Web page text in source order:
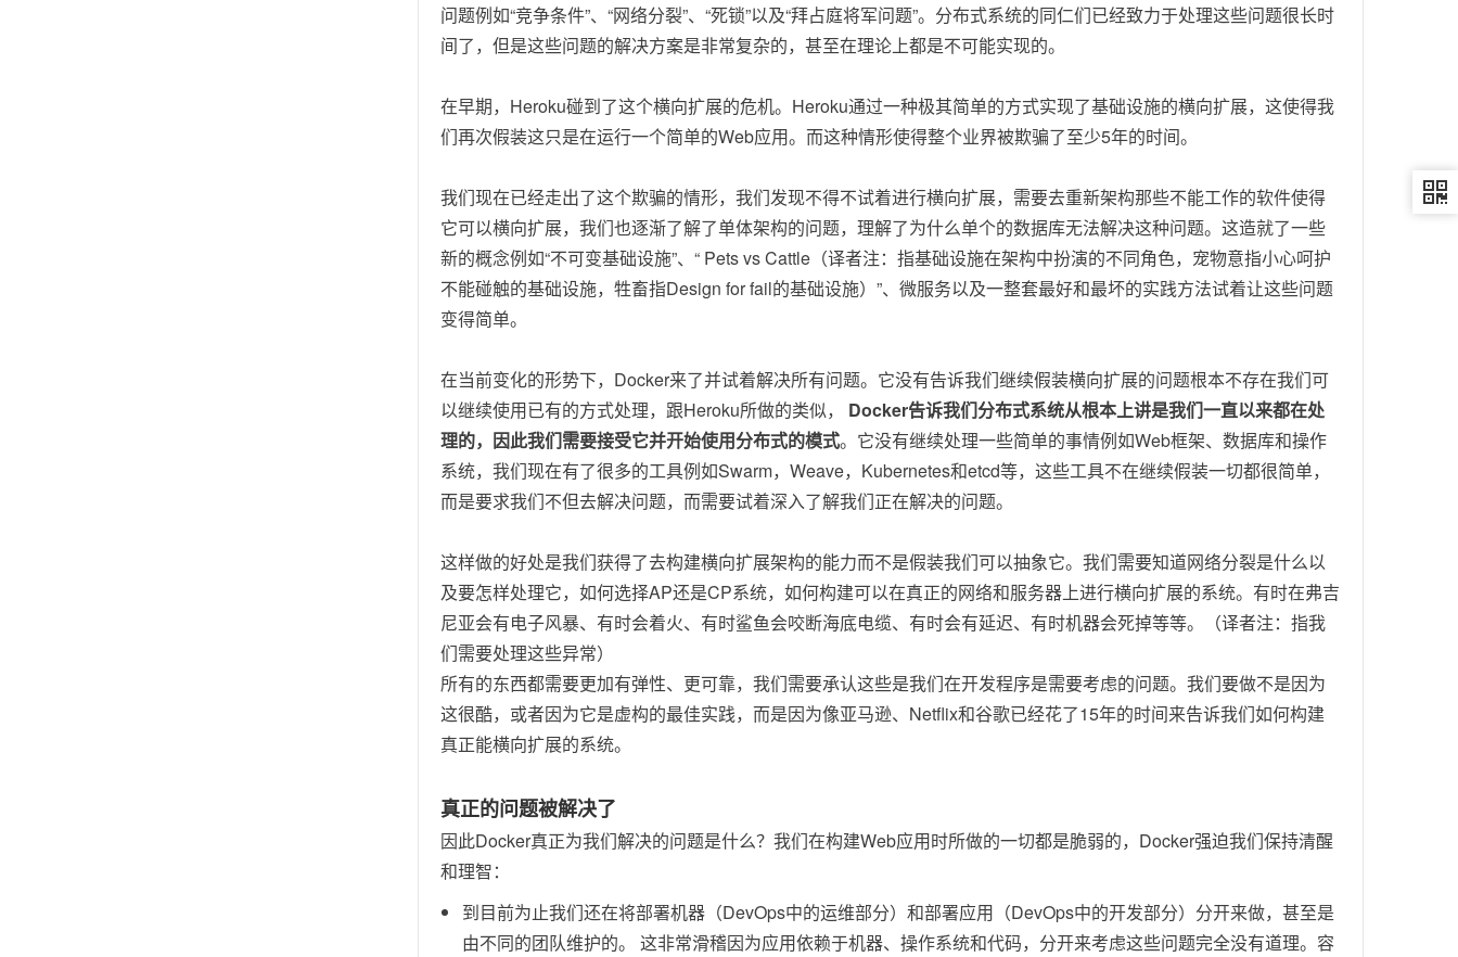
问题例如“竞争条件”、“网络分裂”、“死锁”以及“拜占庭将军问题”。分布式系统的同仁们已经致力于处理这些问题很长时
间了，但是这些问题的解决方案是非常复杂的，甚至在理论上都是不可能实现的。
在早期，Heroku碰到了这个横向扩展的危机。Heroku通过一种极其简单的方式实现了基础设施的横向扩展，这使得我
们再次假装这只是在运行一个简单的Web应用。而这种情形使得整个业界被欺骗了至少5年的时间。
我们现在已经走出了这个欺骗的情形，我们发现不得不试着进行横向扩展，需要去重新架构那些不能工作的软件使得
它可以横向扩展，我们也逐渐了解了单体架构的问题，理解了为什么单个的数据库无法解决这种问题。这造就了一些
新的概念例如“不可变基础设施”、“ Pets vs Cattle（译者注：指基础设施在架构中扮演的不同角色，宠物意指小心呵护
不能碰触的基础设施，牲畜指Design for fail的基础设施）”、微服务以及一整套最好和最坏的实践方法试着让这些问题
变得简单。
在当前变化的形势下，Docker来了并试着解决所有问题。它没有告诉我们继续假装横向扩展的问题根本不存在我们可
以继续使用已有的方式处理，跟Heroku所做的类似， Docker告诉我们分布式系统从根本上讲是我们一直以来都在处
理的，因此我们需要接受它并开始使用分布式的模式。它没有继续处理一些简单的事情例如Web框架、数据库和操作
系统，我们现在有了很多的工具例如Swarm，Weave，Kubernetes和etcd等，这些工具不在继续假装一切都很简单，
而是要求我们不但去解决问题，而需要试着深入了解我们正在解决的问题。
这样做的好处是我们获得了去构建横向扩展架构的能力而不是假装我们可以抽象它。我们需要知道网络分裂是什么以
及要怎样处理它，如何选择AP还是CP系统，如何构建可以在真正的网络和服务器上进行横向扩展的系统。有时在弗吉
尼亚会有电子风暴、有时会着火、有时鲨鱼会咬断海底电缆、有时会有延迟、有时机器会死掉等等。（译者注：指我
们需要处理这些异常）
所有的东西都需要更加有弹性、更可靠，我们需要承认这些是我们在开发程序是需要考虑的问题。我们要做不是因为
这很酷，或者因为它是虚构的最佳实践，而是因为像亚马逊、Netflix和谷歌已经花了15年的时间来告诉我们如何构建
真正能横向扩展的系统。
真正的问题被解决了
因此Docker真正为我们解决的问题是什么？我们在构建Web应用时所做的一切都是脆弱的，Docker强迫我们保持清醒
和理智：
到目前为止我们还在将部署机器（DevOps中的运维部分）和部署应用（DevOps中的开发部分）分开来做，甚至是
由不同的团队维护的。 这非常滑稽因为应用依赖于机器、操作系统和代码，分开来考虑这些问题完全没有道理。容